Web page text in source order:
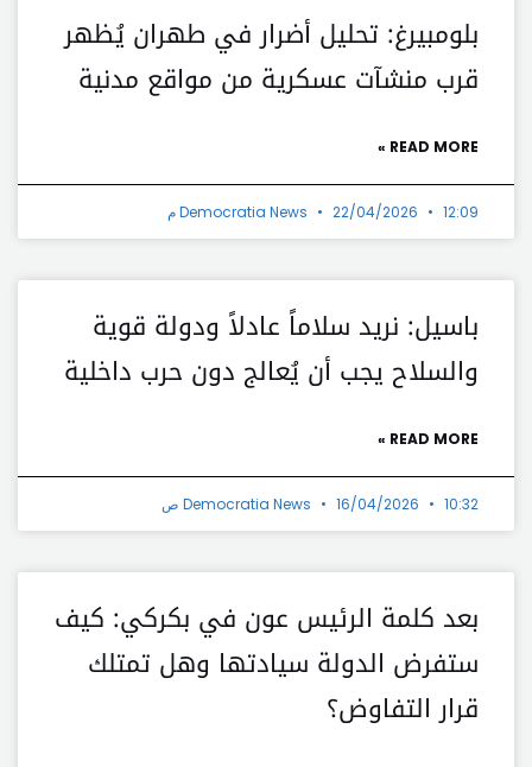
بلومبيرغ: تحليل أضرار في طهران يُظهر
قرب منشآت عسكرية من مواقع مدنية
READ MORE »
Democratia News 22/04/2026 12:09 م
باسيل: نريد سلاماً عادلاً ودولة قوية
والسلاح يجب أن يُعالج دون حرب داخلية
READ MORE »
Democratia News 16/04/2026 10:32 ص
بعد كلمة الرئيس عون في بكركي: كيف
ستفرض الدولة سيادتها وهل تمتلك
قرار التفاوض؟